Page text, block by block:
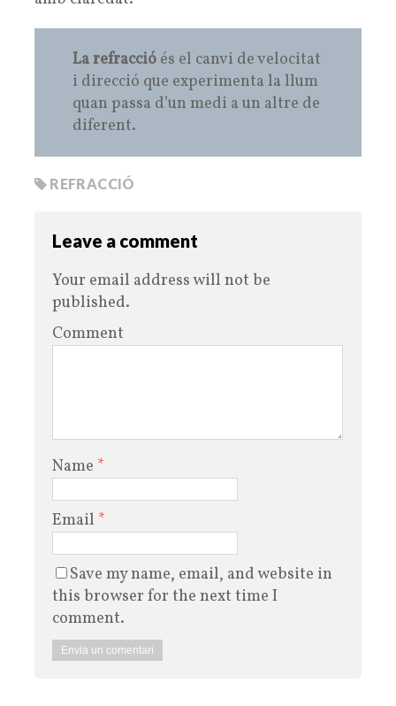
La refraccióés el canvi de velocitat
i direcció que experimenta la llum
quan passa d’un medi a un altre de
diferent.
REFRACCIÓ
Leave a comment
Your email address will not be
published.
Comment
Name *
Email *
Save my name, email, and website in
this browser for the next time I
comment.